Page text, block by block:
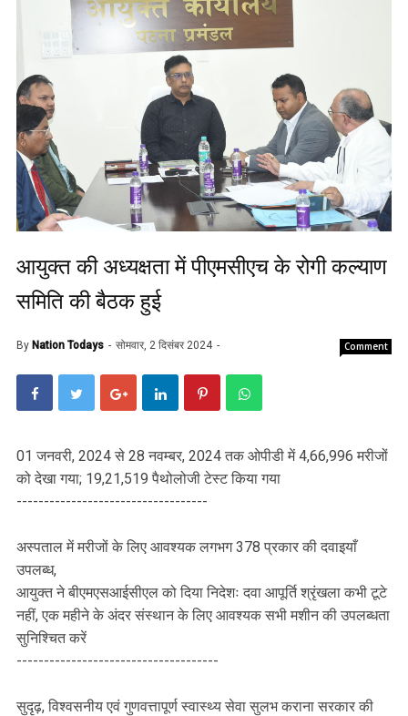
आयुक्त की अध्यक्षता में पीएमसीएच के रोगी कल्याण
समिति की बैठक हुई
By Nation Todays सोमवार, 2 दिसंबर 2024 Comment
01 जनवरी, 2024 से 28 नवम्बर, 2024 तक ओपीडी में 4,66,996 मरीजों
को देखा गया; 19,21,519 पैथोलोजी टेस्ट किया गया
-----------------------------------
अस्पताल में मरीजों के लिए आवश्यक लगभग 378 प्रकार की दवाइयाँ
उपलब्ध,
आयुक्त ने बीएमएसआईसीएल को दिया निदेशः दवा आपूर्ति श्रृंखला कभी टूटे
नहीं, एक महीने के अंदर संस्थान के लिए आवश्यक सभी मशीन की उपलब्धता
सुनिश्चित करें
-------------------------------------
सुदृढ़, विश्वसनीय एवं गुणवत्तापूर्ण स्वास्थ्य सेवा सुलभ कराना सरकार की